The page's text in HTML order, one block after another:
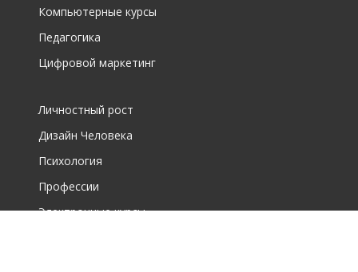
Компьютерные курсы
Педагогика
Цифровой маркетинг
Личностный рост
Дизайн Человека
Психология
Профессии
Электронные курсы